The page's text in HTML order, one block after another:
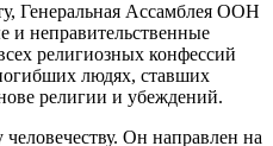
Генеральная Ассамблея ООН
и неправительственные
религиозных конфессий
людях, ставших
религии и убеждений.
Он направлен на